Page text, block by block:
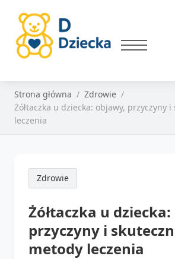
Strona główna
Zdrowie
Żółtaczka u dziecka: objawy, przyczyny
leczenia
Zdrowie
Żółtaczka u
przyczyny i
metody leczenia